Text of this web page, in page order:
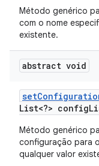
Método genérico
com o nome
existente.
abstract void
set
List<?> config
Método genérico
configuração para
qualquer valor